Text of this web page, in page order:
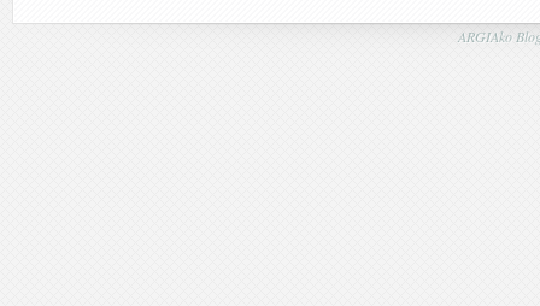
ARGIAko